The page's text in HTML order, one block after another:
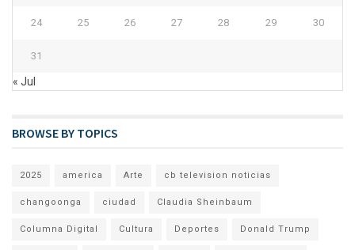
24 25 26 27 28 29 30
31
« Jul
BROWSE BY TOPICS
2025 america Arte cb television noticias
changoonga ciudad Claudia Sheinbaum
Columna Digital Cultura Deportes Donald Trump